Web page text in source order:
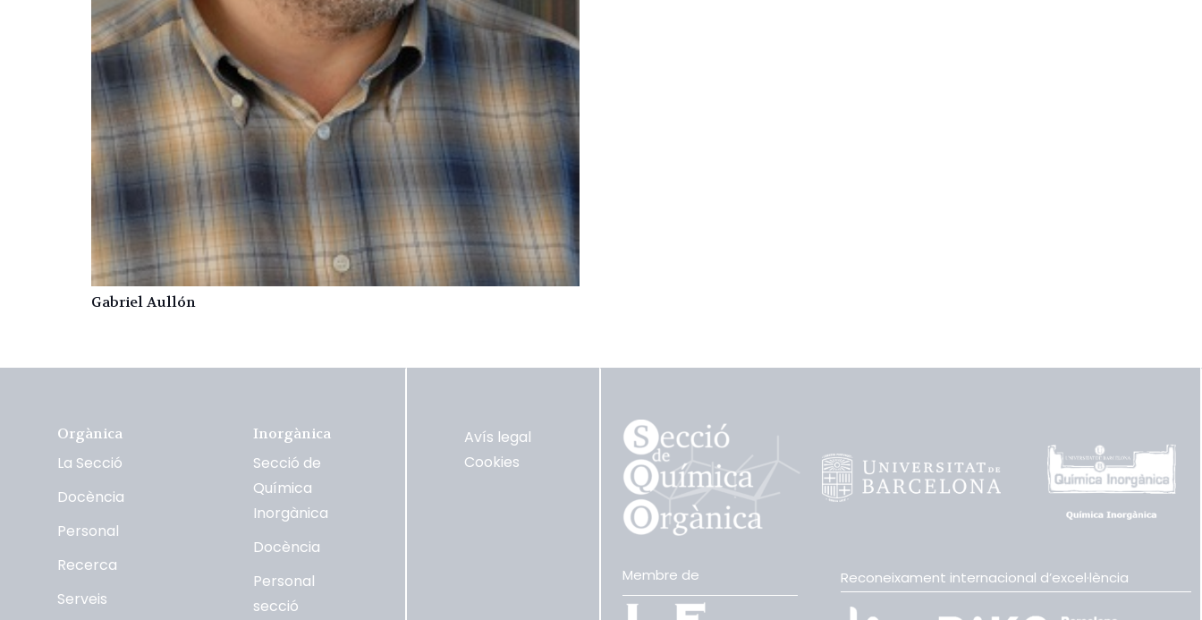
Gabriel Aullón
Orgànica
La Secció
Docència
Personal
Recerca
Serveis
Inorgànica
Secció de
Química
Inorgànica
Docència
Personal
secció
Avís legal
Cookies
Membre de Reconeixament internacional d’excel·lència